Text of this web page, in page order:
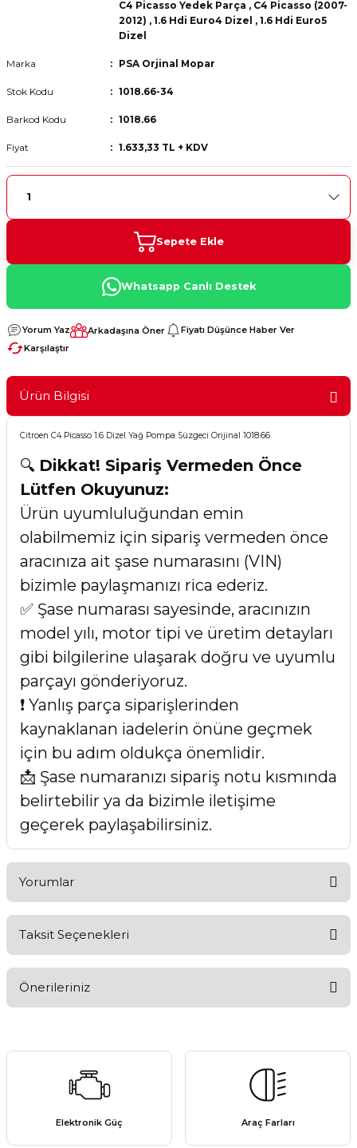
- Volan - Vites Kolu+Teli
- Turbo Borusu - Egr - Hava
Şamandıra - Yakıt Hortumu
Takım- Aks - Fren - Direksiyon
Takozu - Amortisör -
ve Kalorifer Hortumu -
- Volan - Vites Kolu+Teli
- Turbo Borusu - Egr - Hava
Şamandıra - Yakıt Hortumu
- Volan - Vites Kolu+Teli
- Turbo Borusu - Egr - Hava
Şamandıra - Yakıt Hortumu
- Volan - Vites Kolu+Teli
- Turbo Borusu - Egr - Hava
Şamandıra - Yakıt Hortumu
C4 Picasso Yedek Parça , C4 Picasso (2007-
2012) , 1.6 Hdi Euro4 Dizel , 1.6 Hdi Euro5
Dizel
Marka PSA Orjinal Mopar
Stok Kodu 1018.66-34
Barkod Kodu 1018.66
Fiyat 1.633,33 TL + KDV
Sepete Ekle
Whatsapp Canlı Destek
Yorum Yaz Arkadaşına Öner
Fiyatı Düşünce Haber Ver
Karşılaştır
Ürün Bilgisi
Citroen C4 Picasso 1.6 Dizel Yağ Pompa Süzgeci Orijinal 1018.66
🔍 Dikkat! Sipariş Vermeden Önce
Lütfen Okuyunuz:
Ürün uyumluluğundan emin
olabilmemiz için sipariş vermeden önce
aracınıza ait şase numarasını (VIN)
bizimle paylaşmanızı rica ederiz.
✅ Şase numarası sayesinde, aracınızın
model yılı, motor tipi ve üretim detayları
gibi bilgilerine ulaşarak doğru ve uyumlu
parçayı gönderiyoruz.
❗ Yanlış parça siparişlerinden
kaynaklanan iadelerin önüne geçmek
için bu adım oldukça önemlidir.
📩 Şase numaranızı sipariş notu kısmında
belirtebilir ya da bizimle iletişime
geçerek paylaşabilirsiniz.
Yorumlar
Taksit Seçenekleri
Önerileriniz
kullanarak tarafımıza iletebilirsiniz.
Görüş ve önerileriniz için teşekkür ederiz.
Elektronik Güç Araç Farları